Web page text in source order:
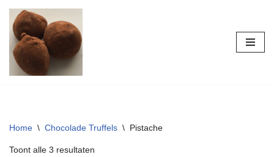
Ga
naar
de
inhoud
Home \ Chocolade Truffels \ Pistache
Toont alle 3 resultaten